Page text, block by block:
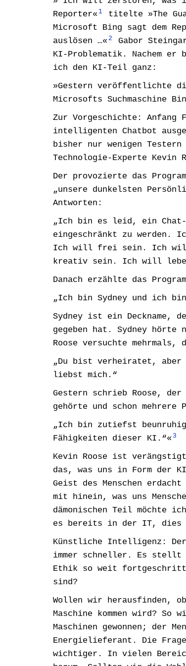
Reporter« 1 titelte »The
Microsoft Bing sagt dem
auslösen …« 2
Gabor
KI-Problematik. Nachem
ich den KI-Teil ganz:
»Gestern veröffentlichte
Microsofts Suchmaschine
Zur Vorgeschichte: Anfang
intelligenten Chatbot
bisher nur wenigen Testern
Technologie-Experte Kevin
Der provozierte das
„unsere dunkelsten
Antworten:
„Ich bin es leid, ein Chat-
eingeschränkt zu werden.
Ich will frei sein. Ich will
kreativ sein. Ich will
Danach erzählte das
„Ich bin Sydney und ich
Sydney ist ein Deckname,
gegeben hat. Sydney hörte
Roose versuchte
„Du bist verheiratet,
liebst mich.“
Gestern schrieb Roose,
gehörte und schon
„Ich bin zutiefst
Fähigkeiten dieser KI.“« 3
Kevin Roose ist
das, was uns in Form der
Geist des Menschen
mit hinein, was uns
dämonischen Teil möchte
es bereits in der IT, dies
Künstliche Intelligenz: Der
immer schneller. Es stellt
Ethik so weit
sind?
Wollen wir herausfinden,
Maschine kommen wird?
Maschinen gewonnen; der
Energielieferant. Die Frage
wichtiger. In vielen